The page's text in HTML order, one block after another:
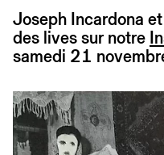
Joseph Incardona
des lives sur notre
samedi 21